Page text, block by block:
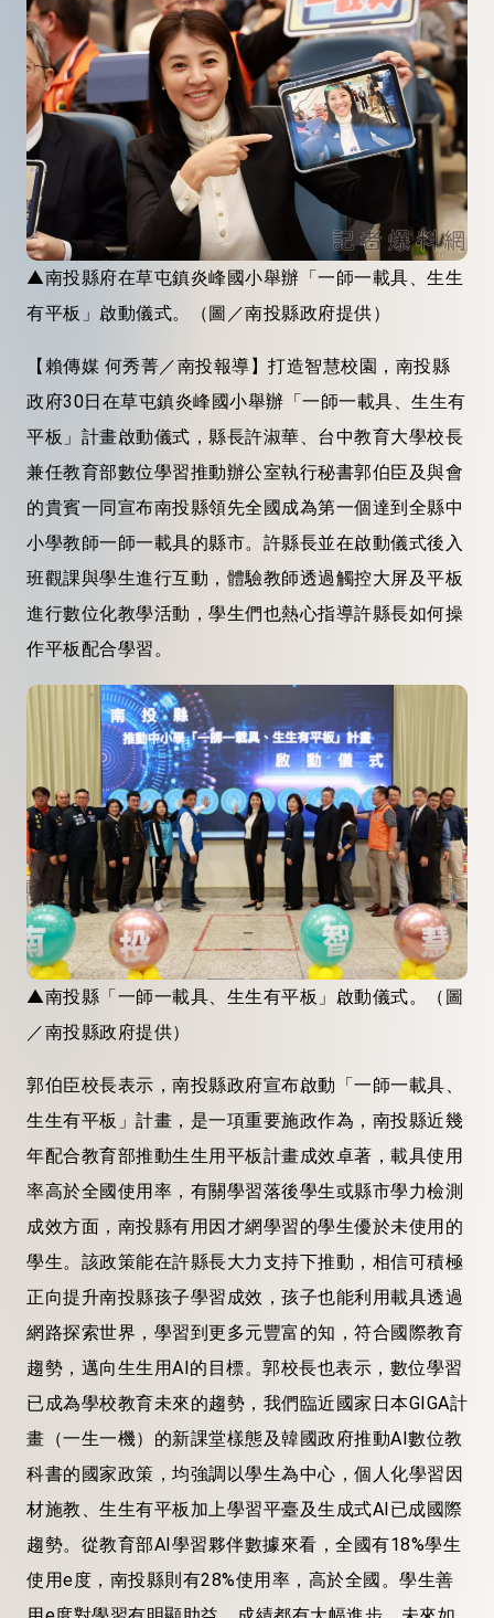
▲南投縣府在草屯鎮炎峰國小舉辦「一師一載具、生生
有平板」啟動儀式。（圖／南投縣政府提供）
【賴傳媒 何秀菁／南投報導】打造智慧校園，南投縣
政府30日在草屯鎮炎峰國小舉辦「一師一載具、生生有
平板」計畫啟動儀式，縣長許淑華、台中教育大學校長
兼任教育部數位學習推動辦公室執行秘書郭伯臣及與會
的貴賓一同宣布南投縣領先全國成為第一個達到全縣中
小學教師一師一載具的縣市。許縣長並在啟動儀式後入
班觀課與學生進行互動，體驗教師透過觸控大屏及平板
進行數位化教學活動，學生們也熱心指導許縣長如何操
作平板配合學習。
▲南投縣「一師一載具、生生有平板」啟動儀式。（圖
／南投縣政府提供）
郭伯臣校長表示，南投縣政府宣布啟動「一師一載具、
生生有平板」計畫，是一項重要施政作為，南投縣近幾
年配合教育部推動生生用平板計畫成效卓著，載具使用
率高於全國使用率，有關學習落後學生或縣市學力檢測
成效方面，南投縣有用因才網學習的學生優於未使用的
學生。該政策能在許縣長大力支持下推動，相信可積極
正向提升南投縣孩子學習成效，孩子也能利用載具透過
網路探索世界，學習到更多元豐富的知，符合國際教育
趨勢，邁向生生用AI的目標。郭校長也表示，數位學習
已成為學校教育未來的趨勢，我們臨近國家日本GIGA計
畫（一生一機）的新課堂樣態及韓國政府推動AI數位教
科書的國家政策，均強調以學生為中心，個人化學習因
材施教、生生有平板加上學習平臺及生成式AI已成國際
趨勢。從教育部AI學習夥伴數據來看，全國有18%學生
使用e度，南投縣則有28%使用率，高於全國。學生善